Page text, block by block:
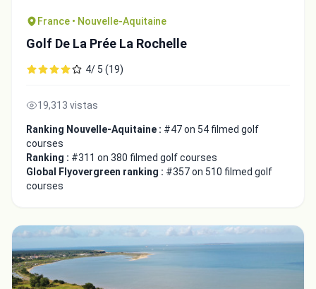
France • Nouvelle-Aquitaine
Golf De La Prée La Rochelle
4/ 5 (19)
19,313 vistas
Ranking Nouvelle-Aquitaine : #47 on 54 filmed golf
courses
Ranking : #311 on 380 filmed golf courses
Global Flyovergreen ranking : #357 on 510 filmed golf
courses